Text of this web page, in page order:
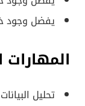
يفضل وجود
المهارات
تحليل